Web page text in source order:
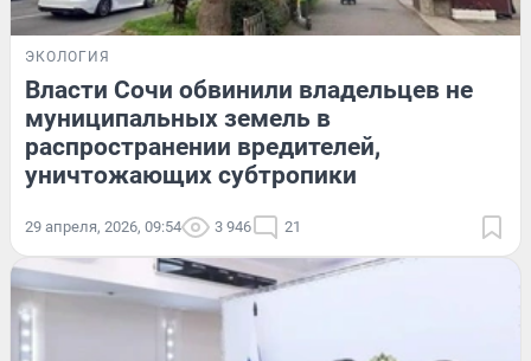
ЭКОЛОГИЯ
Власти Сочи обвинили владельцев не
муниципальных земель в
распространении вредителей,
уничтожающих субтропики
29 апреля, 2026, 09:54 3 946 21